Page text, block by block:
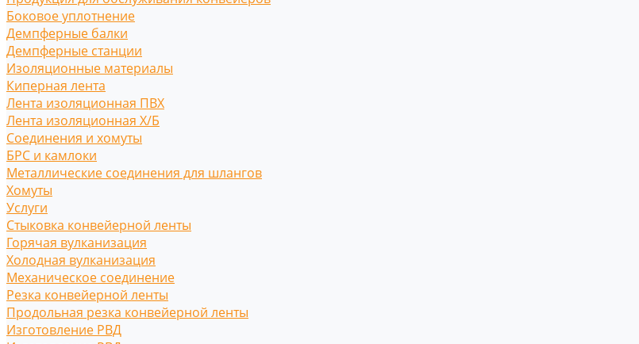
Боковое уплотнение
Демпферные балки
Демпферные станции
Изоляционные материалы
Киперная лента
Лента изоляционная ПВХ
Лента изоляционная Х/Б
Соединения и хомуты
БРС и камлоки
Металлические соединения для шлангов
Хомуты
Услуги
Стыковка конвейерной ленты
Горячая вулканизация
Холодная вулканизация
Механическое соединение
Резка конвейерной ленты
Продольная резка конвейерной ленты
Изготовление РВД